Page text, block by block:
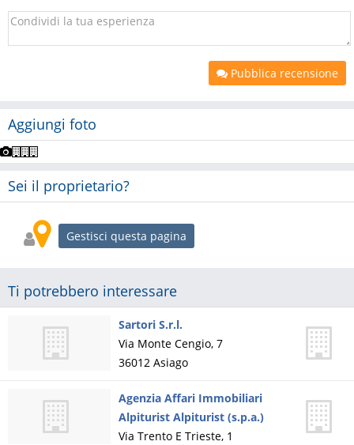
Pubblica recensione
Aggiungi foto
Sei il proprietario?
Gestisci questa pagina
Ti potrebbero interessare
Sartori S.r.l.
Via Monte Cengio, 7
36012 Asiago
Agenzia Affari Immobiliari
Alpiturist Alpiturist (s.p.a.)
Via Trento E Trieste, 1